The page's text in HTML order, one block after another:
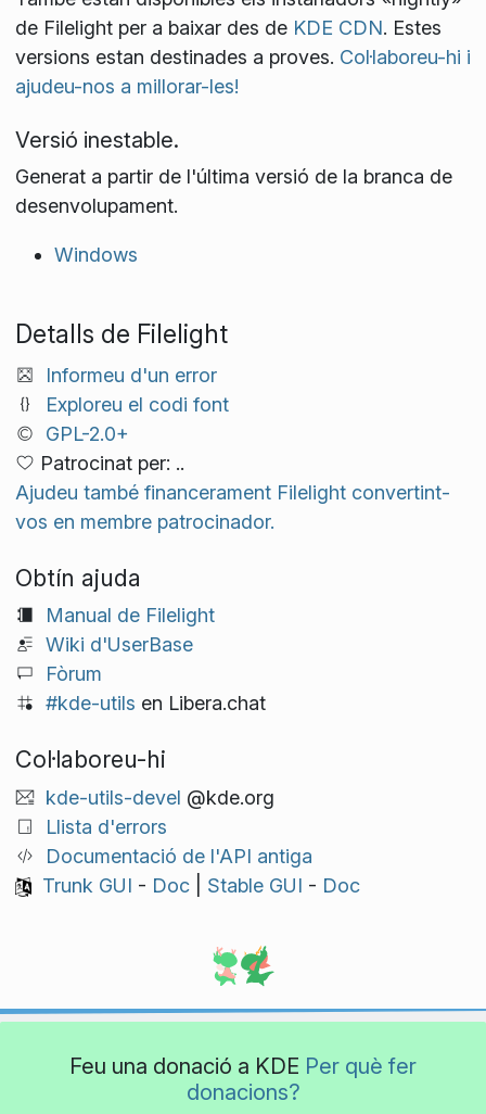
de Filelight per a baixar des de KDE CDN. Estes
versions estan destinades a proves. Col·laboreu-hi i
ajudeu-nos a millorar-les!
Versió inestable.
Generat a partir de l'última versió de la branca de
desenvolupament.
Windows
Detalls de Filelight
Informeu d'un error
Exploreu el codi font
GPL-2.0+
Patrocinat per: ..
Ajudeu també financerament Filelight convertint-
vos en membre patrocinador.
Obtín ajuda
Manual de Filelight
Wiki d'UserBase
Fòrum
#kde-utils en Libera.chat
Col·laboreu-hi
kde-utils-devel @kde.org
Llista d'errors
Documentació de l'API antiga
Trunk GUI - Doc| Stable GUI - Doc
Feu una donació a KDE Per què fer
donacions?